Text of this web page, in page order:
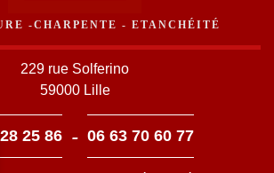
-CHARPENTE - ETANCHÉITÉ
229 rue Solferino
59000 Lille
28 25 86 - 06 63 70 60 77